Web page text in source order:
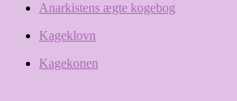
Anarkistens ægte kogebog
Kageklovn
Kagekonen